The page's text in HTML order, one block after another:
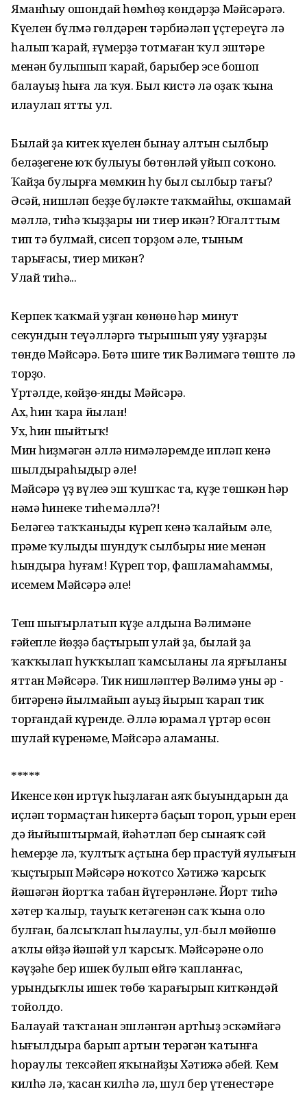
Яманһыу ошондай һөмһөҙ көндәрҙә Мәйсәрәгә.
Күңелен бүлмә гөлдәрен тәрбиәләп үҫтереүгә лә
һалып ҡарай, ғүмерҙә тотмаған ҡул эштәре
менән булышып ҡарай, барыбер эсе бошоп
балауыҙ һыға ла ҡуя. Был кистә лә оҙаҡ ҡына
илаулап ятты ул.
Былай ҙа китек күңелен бынау алтын сылбыр
беләҙегенең юҡ булыуы бөтөнләй уйып соҡоно.
Ҡайҙа булырға мөмкин һуң был сылбыр тағы?
Әсәй, нишләп беҙҙең бүләкте таҡмайһың, оҡшамай
мәллә, тиһә ҡыҙҙары ни тиер икән? Юғалттым
тип тә булмай, сисеп торҙом әле, тыным
тарығасы, тиер микән?
Улай тиһәң...
Керпек ҡаҡмай уҙған көнөнөң һәр минут
секундын теүәлләргә тырышып уяу уҙғарҙы
төндө Мәйсәрә. Бөтә шиге тик Вәлимәгә төштө лә
торҙо.
Үртәлде, көйҙө-янды Мәйсәрә.
Ах, һин ҡара йылан!
Ух, һин шыйтыҡ!
Мин һиҙмәгән әллә нимәләремде ипләп кенә
шылдыраһыңдыр әле!
Мәйсәрә үҙ вүлеңә эш ҡушҡас та, күҙең төшкән һәр
нәмә һинеке тиһең мәллә?!
Беләгеңә таҡҡаныңды күреп кенә ҡалайым әле,
прәме ҡулыңды шундуҡ сылбыры ние менән
һындыра һуғам! Күреп тор, фашламаһаммы,
исемем Мәйсәрә әле!
Теш шығырлатып күҙе алдына Вәлимәнең
ғәйепле йөҙҙә баҫтырып улай ҙа, былай ҙа
ҡаҡҡылап һуҡҡылап ҡамсыланы ла ярғыланы
яттан Мәйсәрә. Тик нишләптер Вәлимә уның әр -
битәренә йылмайып ауыҙ йырып ҡарап тик
торғандай күренде. Әллә юрамал үртәр өсөн
шулай күренәме, Мәйсәрә аңламаны.
*****
Икенсе көн иртүк һыҙлаған аяҡ быуындарын да
иҫләп тормаҫтан һикертә баҫып тороп, урын ерен
дә йыйыштырмай, йәһәтләп бер сынаяҡ сәй
һемерҙе лә, ҡултыҡ аҫтына бер прастуй яулығын
ҡыҫтырып Мәйсәрә ноҡотсо Хәтижә ҡарсыҡ
йәшәгән йортҡа табан йүгерәнләне. Йорт тиһәң
хәтер ҡалыр, тауыҡ кетәгенән саҡ ҡына оло
булған, балсыҡлап һылаулы, ул-был мөйөшө
аҡлы өйҙә йәшәй ул ҡарсыҡ. Мәйсәрәнең оло
кәүҙәһе бер ишек булып өйгә ҡапланғас,
урындыҡлы ишек төбө ҡараңғырып киткәндәй
тойолдо.
Балауай таҡтанан эшләнгән артһыҙ эскәмйәгә
һығылдыра барып артын терәгән ҡатынға
һораулы тексәйеп яҡынайҙы Хәтижә әбей. Кем
килһә лә, ҡасан килһә лә, шул бер үтенестәре